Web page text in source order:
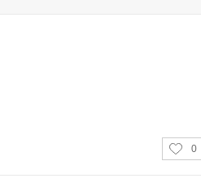
い
0